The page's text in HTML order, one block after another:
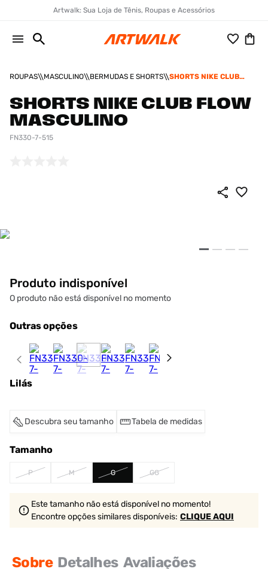
Artwalk: Sua Loja de Tênis, Roupas e Acessórios
ROUPAS MASCULINO BERMUDAS E SHORTS
SHORTS NIKE CLUB
SHORTS NIKE CLUB FLOW
MASCULINO
FN330-7-515
Produto indisponível
O produto não está disponível no momento
Outras opções
Lilás
Descubra seu tamanho Tabela de medidas
Tamanho
P M G GG
Este tamanho não está disponível no momento!
Encontre opções similaresdisponíveis: CLIQUE AQUI
Sobre Detalhes Avaliações